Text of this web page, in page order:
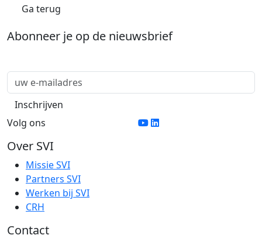
Ga terug
Abonneer je op de nieuwsbrief
Volg ons
Over SVI
Missie SVI
Partners SVI
Werken bij SVI
CRH
Contact